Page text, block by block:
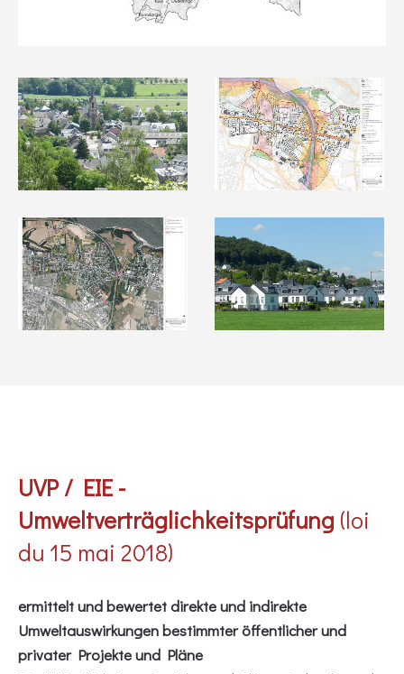
UVP / EIE -
Umweltverträglichkeitsprüfung (loi
du 15 mai 2018)
ermittelt und bewertet direkte und indirekte
Umweltauswirkungen bestimmter öffentlicher und
privater Projekte und Pläne